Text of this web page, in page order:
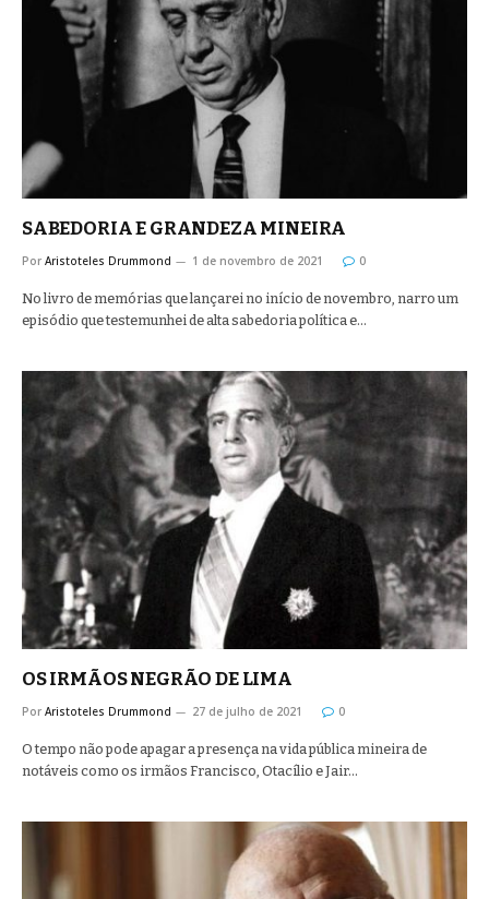
SABEDORIA E GRANDEZA MINEIRA
Por Aristoteles Drummond 1 de novembro de 2021 0
No livro de memórias que lançarei no início de novembro, narro um
episódio que testemunhei de alta sabedoria política e…
OS IRMÃOS NEGRÃO DE LIMA
Por Aristoteles Drummond 27 de julho de 2021 0
O tempo não pode apagar a presença na vida pública mineira de
notáveis como os irmãos Francisco, Otacílio e Jair…